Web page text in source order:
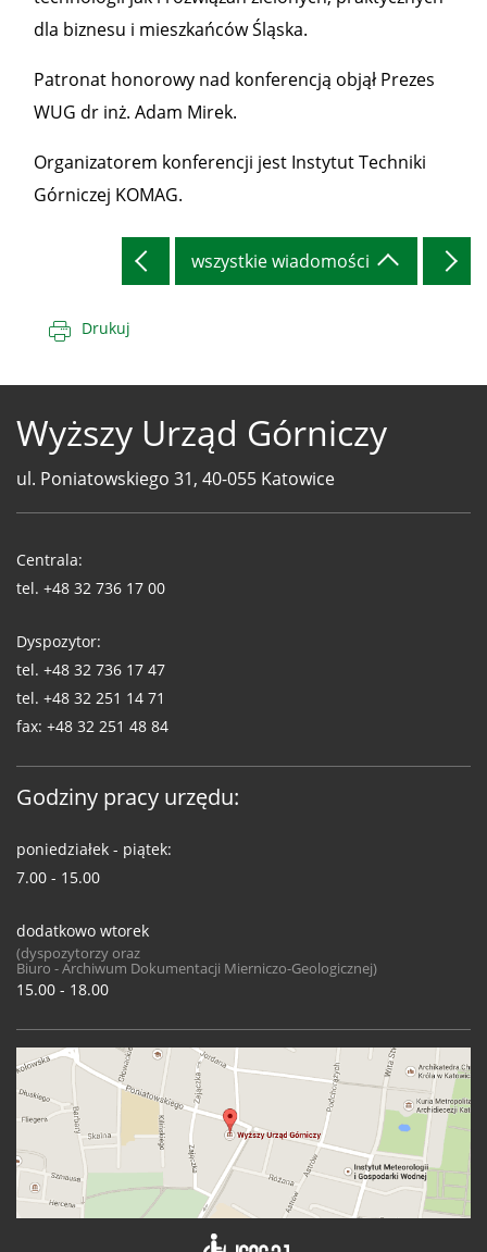
dla biznesu i mieszkańców Śląska.
Patronat honorowy nad konferencją objął Prezes
WUG dr inż. Adam Mirek.
Organizatorem konferencji jest Instytut Techniki
Górniczej KOMAG.
wszystkie wiadomości
Drukuj
Wyższy Urząd Górniczy
ul. Poniatowskiego 31, 40-055 Katowice
WUG
Centrala:
tel. +48 32 736 17 00
Dyspozytor:
tel. +48 32 736 17 47
tel. +48 32 251 14 71
fax: +48 32 251 48 84
Godziny pracy urzędu:
poniedziałek - piątek:
7.00 - 15.00
dodatkowo wtorek
(dyspozytorzy oraz
Biuro - Archiwum Dokumentacji Mierniczo-Geologicznej)
15.00 - 18.00